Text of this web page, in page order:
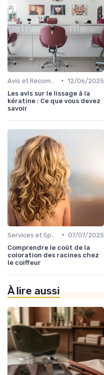
• 12/06/2025
Les avis sur le lissage à la
kératine : Ce que vous devez
savoir
• 07/07/2025
Comprendre le coût de la
coloration des racines chez
le coiffeur
À lire aussi